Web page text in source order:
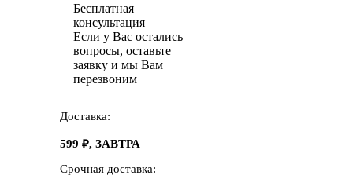
Бесплатная
консультация
Если у Вас остались
вопросы, оставьте
заявку и мы Вам
перезвоним
Доставка:
599 ₽, ЗАВТРА
Срочная доставка: